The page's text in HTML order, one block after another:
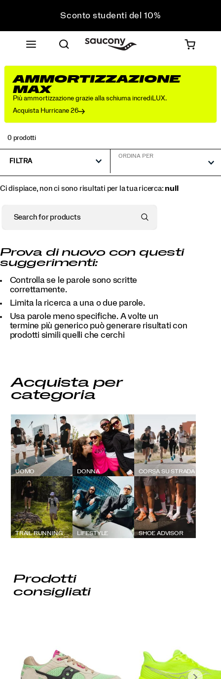
Sconto studenti del 10%
acquisto
Spedizione gratuita sugli ordini superiori a 75 €
Resi gratuiti su tutti gli ordini
Sconto studenti del 10%
AMMORTIZZAZIONE
MAX
Più ammortizzazione grazie alla schiuma incrediLUX.
Acquista Hurricane 26
0 prodotti
FILTRA
ORDINA PER
Ci dispiace, non ci sono risultati per la tua ricerca: null
Prova di nuovo con questi
suggerimenti:
Controlla se le parole sono scritte
correttamente.
Limita la ricerca a una o due parole.
Usa parole meno specifiche. A volte un
termine più generico può generare risultati con
prodotti simili quelli che cerchi
Acquista per
categoria
UOMO DONNA CORSA SU STRADA
TRAIL RUNNING LIFESTYLE SHOE ADVISOR
Prodotti
consigliati